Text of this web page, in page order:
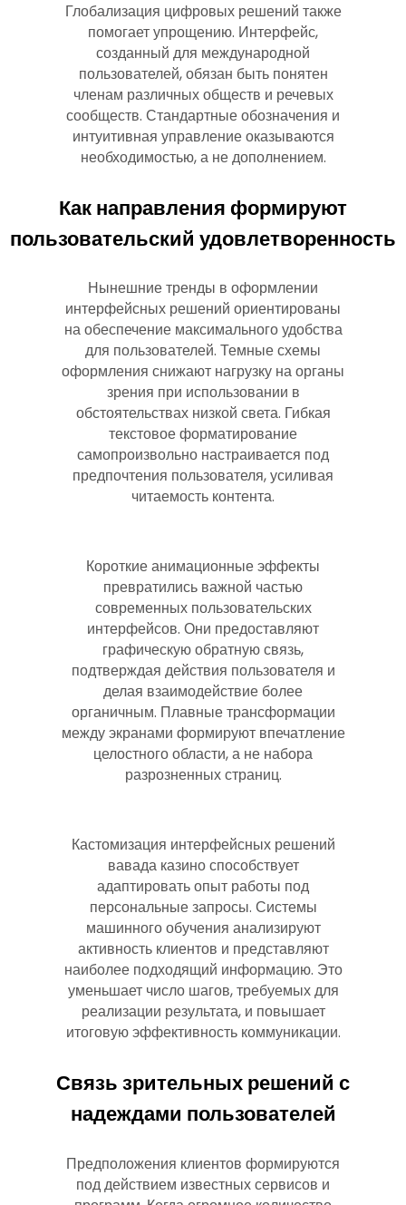
Глобализация цифровых решений также
помогает упрощению. Интерфейс,
созданный для международной
пользователей, обязан быть понятен
членам различных обществ и речевых
сообществ. Стандартные обозначения и
интуитивная управление оказываются
необходимостью, а не дополнением.
Как направления формируют
пользовательский удовлетворенность
Нынешние тренды в оформлении
интерфейсных решений ориентированы
на обеспечение максимального удобства
для пользователей. Темные схемы
оформления снижают нагрузку на органы
зрения при использовании в
обстоятельствах низкой света. Гибкая
текстовое форматирование
самопроизвольно настраивается под
предпочтения пользователя, усиливая
читаемость контента.
Короткие анимационные эффекты
превратились важной частью
современных пользовательских
интерфейсов. Они предоставляют
графическую обратную связь,
подтверждая действия пользователя и
делая взаимодействие более
органичным. Плавные трансформации
между экранами формируют впечатление
целостного области, а не набора
разрозненных страниц.
Кастомизация интерфейсных решений
вавада казино способствует
адаптировать опыт работы под
персональные запросы. Системы
машинного обучения анализируют
активность клиентов и представляют
наиболее подходящий информацию. Это
уменьшает число шагов, требуемых для
реализации результата, и повышает
итоговую эффективность коммуникации.
Связь зрительных решений с
надеждами пользователей
Предположения клиентов формируются
под действием известных сервисов и